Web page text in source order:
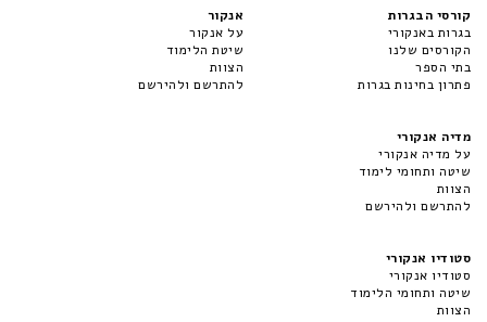
קורסי הבגרות
בגרות באנקורי
הקורסים שלנו
בתי הספר
פתרון בחינות בגרות
אנקור
על אנקור
שיטת הלימוד
הצוות
להתרשם ולהירשם
מדיה אנקורי
על מדיה אנקורי
שיטה ותחומי לימוד
הצוות
להתרשם ולהירשם
סטודיו אנקורי
סטודיו אנקורי
שיטה ותחומי הלימוד
הצוות